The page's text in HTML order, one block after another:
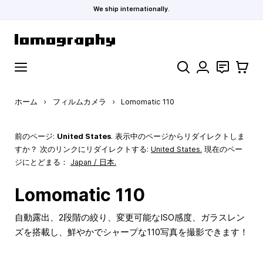
We ship internationally.
検索 お問い合わ
カート
ホーム › フィルムカメラ › Lomomatic 110
前のページ: United States. 表示中のページからリダイレクトしま
すか？ 次のリンクにリダイレクトする: United States. 現在のペー
ジにとどまる： Japan / 日本.
Lomomatic 110
自動露出、2段階の絞り、変更可能なISO感度、ガラスレン
ズを搭載し、鮮やかでシャープな110写真を撮影できます！